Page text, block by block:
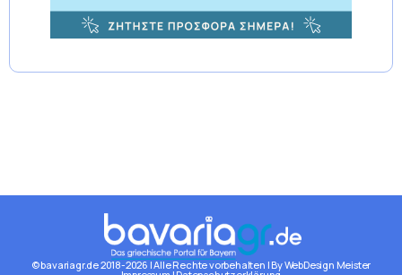
© bavariagr.de 2018-2026 | Alle Rechte vorbehalten | By WebDesign Meister